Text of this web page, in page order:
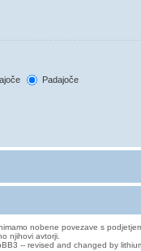
Padajoče
nobene povezave s
njihovi avtorji.
-- revised and changed by